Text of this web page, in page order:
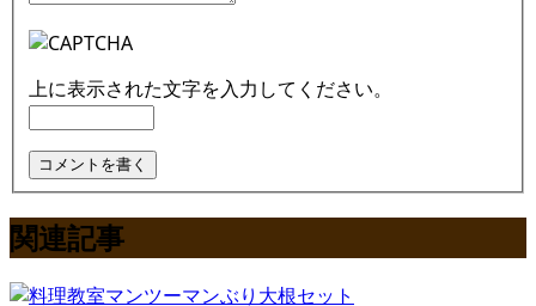
上に表示された文字を入力してください。
関連記事